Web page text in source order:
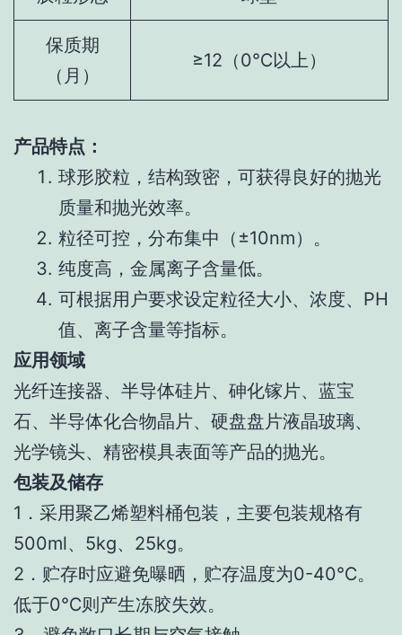
保质期
（月）
≥12（0℃以上）
产品特点：
球形胶粒，结构致密，可获得良好的抛光
质量和抛光效率。
粒径可控，分布集中（±10nm）。
纯度高，金属离子含量低。
可根据用户要求设定粒径大小、浓度、PH
值、离子含量等指标。
应用领域
光纤连接器、半导体硅片、砷化镓片、蓝宝
石、半导体化合物晶片、硬盘盘片液晶玻璃、
光学镜头、精密模具表面等产品的抛光。
包装及储存
1．采用聚乙烯塑料桶包装，主要包装规格有
500ml、5kg、25kg。
2．贮存时应避免曝晒，贮存温度为0-40℃。
低于0℃则产生冻胶失效。